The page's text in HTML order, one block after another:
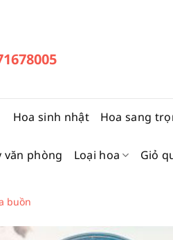
Hoa sinh nhật Hoa sang
văn phòng Loại hoa Giỏ
buồn